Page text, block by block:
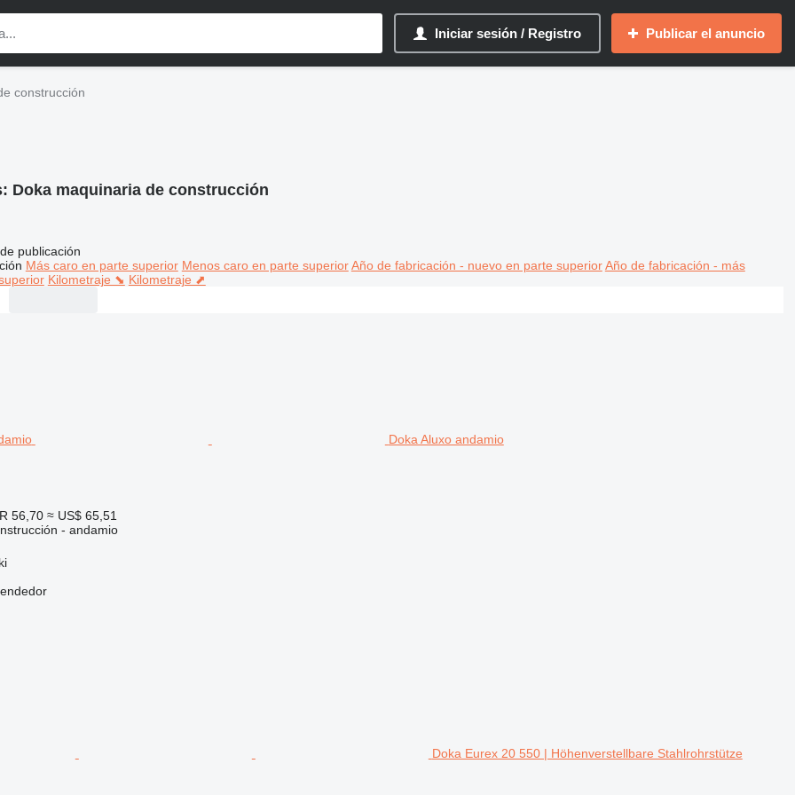
Iniciar sesión / Registro Publicar el anuncio
construcción
Doka maquinaria de construcción
publicación
Más caro en parte superior Menos caro en parte superior Año de fabricación - nuevo en parte superior Año de fabricación - más
Kilometraje ⬊ Kilometraje ⬈
Doka Aluxo andamio
56,70 ≈ US$ 65,51
- andamio
Doka Eurex 20 550 | Höhenverstellbare Stahlrohrstütze